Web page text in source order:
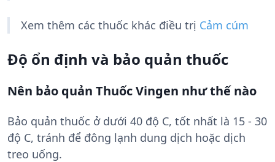
Xem thêm các thuốc khác điều trị Cảm cúm
Độ ổn định và bảo quản thuốc
Nên bảo quản Thuốc Vingen như thế nào
Bảo quản thuốc ở dưới 40 độ C, tốt nhất là 15 - 30
độ C, tránh để đông lạnh dung dịch hoặc dịch
treo uống.